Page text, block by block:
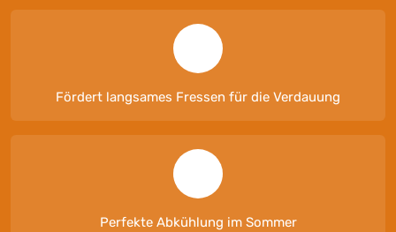
Fördert langsames Fressen für die Verdauung
Perfekte Abkühlung im Sommer